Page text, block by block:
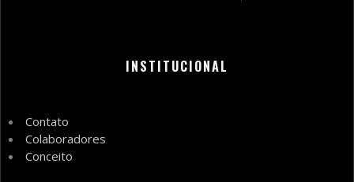
INSTITUCIONAL
Contato
Colaboradores
Conceito